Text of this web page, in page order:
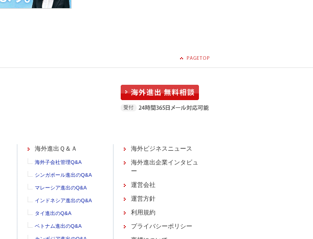
海外進出Ｑ＆Ａ
海外子会社管理Q&A
シンガポール進出のQ&A
マレーシア進出のQ&A
インドネシア進出のQ&A
タイ進出のQ&A
ベトナム進出のQ&A
海外ビジネスニュース
海外進出企業インタビュ
ー
運営会社
運営方針
利用規約
プライバシーポリシー